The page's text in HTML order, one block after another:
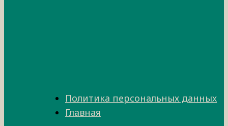
Политика персональных данных
Главная